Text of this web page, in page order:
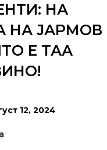
НА
НА ЈАРМОВ
Е ТАА
12, 2024